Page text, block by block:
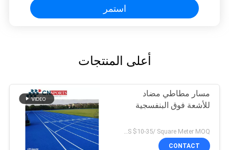
استمر
أعلى المنتجات
مسار مطاطي مضاد
للأشعة فوق البنفسجية
US $10-35/ Square Meter MOQ:/
CONTACT